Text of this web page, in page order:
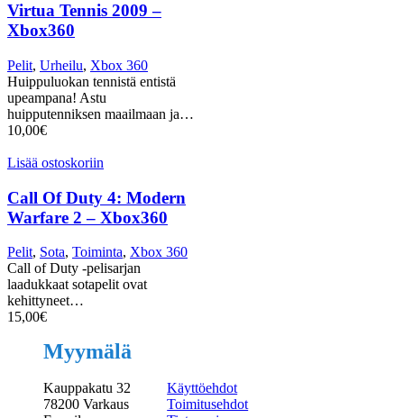
Virtua Tennis 2009 –
Xbox360
Pelit, Urheilu, Xbox 360
Huippuluokan tennistä entistä
upeampana! Astu
huipputenniksen maailmaan ja…
10,00€
Lisää ostoskoriin
Call Of Duty 4: Modern
Warfare 2 – Xbox360
Pelit, Sota, Toiminta, Xbox 360
Call of Duty -pelisarjan
laadukkaat sotapelit ovat
kehittyneet…
15,00€
Myymälä
Kauppakatu 32
78200 Varkaus
Käyttöehdot
Toimitusehdot